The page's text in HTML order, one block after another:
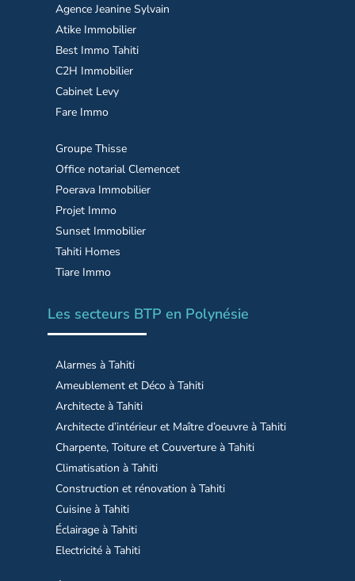
Agence Jeanine Sylvain
Atike Immobilier
Best Immo Tahiti
C2H Immobilier
Cabinet Levy
Fare Immo
Groupe Thisse
Office notarial Clemencet
Poerava Immobilier
Projet Immo
Sunset Immobilier
Tahiti Homes
Tiare Immo
Les secteurs BTP en Polynésie
Alarmes à Tahiti
Ameublement et Déco à Tahiti
Architecte à Tahiti
Architecte d’intérieur et Maître d’oeuvre à Tahiti
Charpente, Toiture et Couverture à Tahiti
Climatisation à Tahiti
Construction et rénovation à Tahiti
Cuisine à Tahiti
Éclairage à Tahiti
Electricité à Tahiti